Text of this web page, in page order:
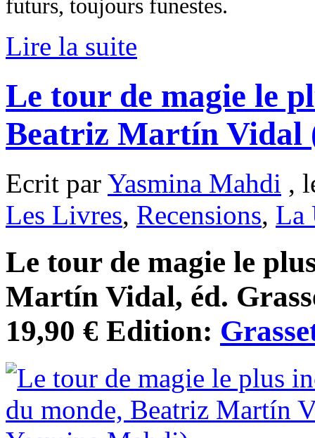
futurs, toujours funestes.
Lire la suite
Le tour de magie le
Beatriz Martín Vidal
Ecrit par Yasmina Mahdi ,
Les Livres, Recensions, La
Le tour de magie le
Martín Vidal, éd.
19,90 € Edition: